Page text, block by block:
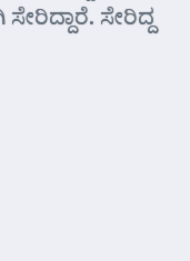
ಸೇರಿದ್ದ